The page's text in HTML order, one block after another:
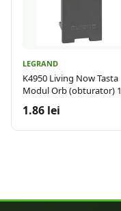
LEGRAND
K4950 Living Now Tasta
Modul Orb (obturator) 1
1.86 lei